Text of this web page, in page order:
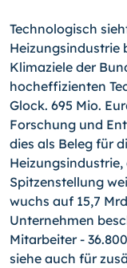
Technologisch
Heizungsindustrie
Klimaziele der
hocheffizienten
Glock. 695 Mio.
Forschung und
dies als Beleg für
Spitzenstellung
wuchs auf 15,7
Unternehmen
Mitarbeiter -
siehe auch für